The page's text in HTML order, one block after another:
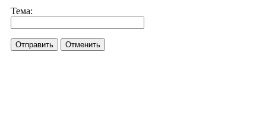
Тема:
Отправить Отменить